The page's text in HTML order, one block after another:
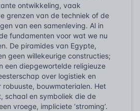
ontwikkeling, vaak
grenzen van de techniek of de
van een samenleving. Al in
fundamenten voor wat we nu
De piramides van Egypte,
geen willekeurige constructies;
een diepgewortelde religieuze
over logistiek en
robuuste, bouwmaterialen. Het
schaal en symboliek die de
vroege, impliciete ‘stroming’.